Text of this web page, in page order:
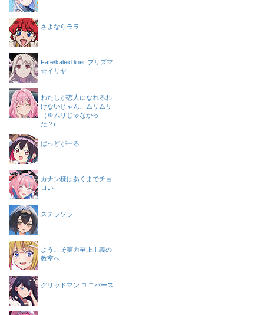
さよならララ
Fate/kaleid liner プリズマ
☆イリヤ
わたしが恋人になれるわ
けないじゃん、ムリムリ!
（※ムリじゃなかっ
た!?）
ばっどがーる
カナン様はあくまでチョ
ロい
ステラソラ
ようこそ実力至上主義の
教室へ
グリッドマン ユニバース